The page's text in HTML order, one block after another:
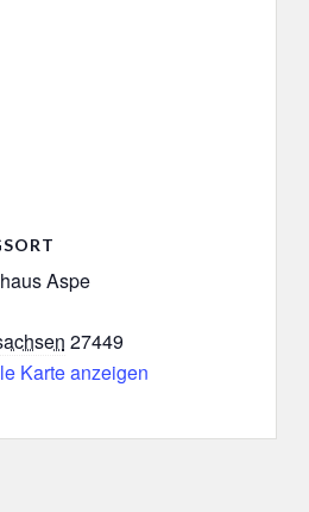
Aspe
27449
Karte anzeigen